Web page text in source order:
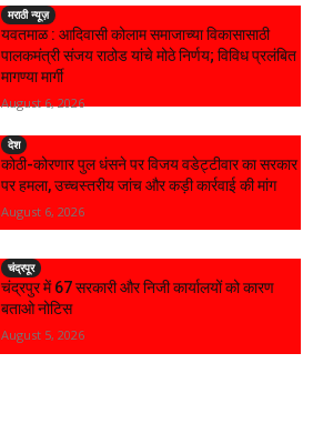
मराठी न्यूज़
यवतमाळ : आदिवासी कोलाम समाजाच्या विकासासाठी
पालकमंत्री संजय राठोड यांचे मोठे निर्णय; विविध प्रलंबित
मागण्या मार्गी
August 6, 2026
देश
कोठी-कोरणार पुल धंसने पर विजय वडेट्टीवार का सरकार
पर हमला, उच्चस्तरीय जांच और कड़ी कार्रवाई की मांग
August 6, 2026
चंद्रपूर
चंद्रपुर में 67 सरकारी और निजी कार्यालयों को कारण
बताओ नोटिस
August 5, 2026